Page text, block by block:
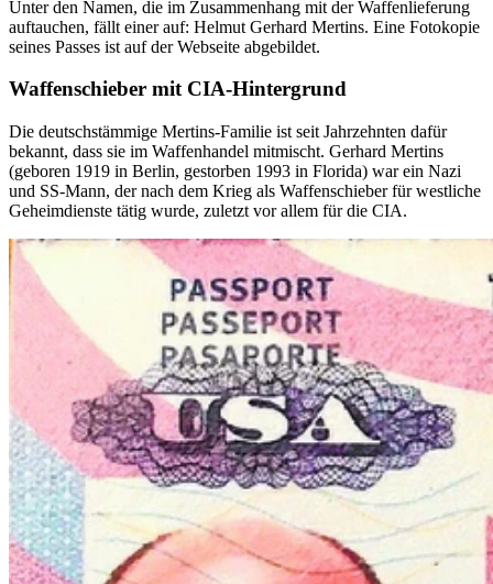
Unter den Namen, die im Zusammenhang mit der Waffenlieferung
auftauchen, fällt einer auf: Helmut Gerhard Mertins. Eine Fotokopie
seines Passes ist auf der Webseite abgebildet.
Waffenschieber mit CIA-Hintergrund
Die deutschstämmige Mertins-Familie ist seit Jahrzehnten dafür
bekannt, dass sie im Waffenhandel mitmischt. Gerhard Mertins
(geboren 1919 in Berlin, gestorben 1993 in Florida) war ein Nazi
und SS-Mann, der nach dem Krieg als Waffenschieber für westliche
Geheimdienste tätig wurde, zuletzt vor allem für die CIA.